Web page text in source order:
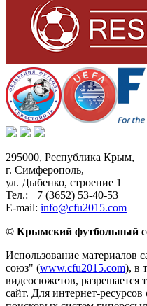
295000, Республика Крым,
г. Симферополь,
ул. Дыбенко, строение 1
Тел.: +7 (3652) 53-40-53
E-mail: info@cfu2015.com
© Крымский футбольный
Использование материалов
союз" (www.cfu2015.com), в
видеосюжетов, разрешается
сайт. Для интернет-ресурсов